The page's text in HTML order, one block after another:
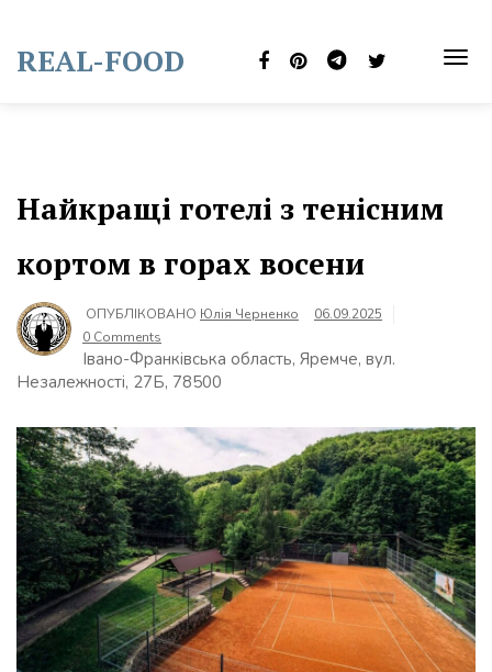
content
REAL-FOOD
Найкращі готелі з тенісним
кортом в горах восени
ОПУБЛІКОВАНО Юлія Черненко
06.09.2025
0 Comments
Івано-Франківська область, Яремче, вул.
Незалежності, 27Б, 78500